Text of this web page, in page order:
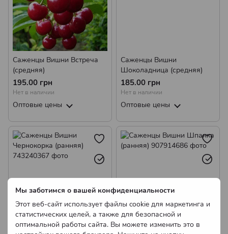
Мы заботимся о вашей конфиденциальности
Этот веб-сайт использует файлы cookie для маркетинга и
статистических целей, а также для безопасной и
оптимальной работы сайта. Вы можете изменить это в
Саженцы Вишни Встреча
(средняя)
195.00 грн
Нет в наличии
Оптовые цены
Саженцы Вишни
Шоколадница (средняя)
185.00 грн
Нет в наличии
Оптовые цены